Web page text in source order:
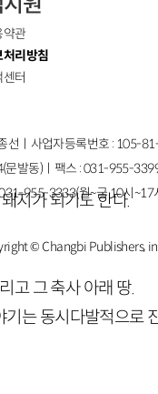
지가 되기도 한다.
고 그 축사 아래 땅.
는 동시다발적으로
약관
리방침
터
선ㅣ사업자등록번호 : 105-
문발동)ㅣ팩스 : 031-955-
955-3333(월~금 10시~17
© Changbi Publishers,